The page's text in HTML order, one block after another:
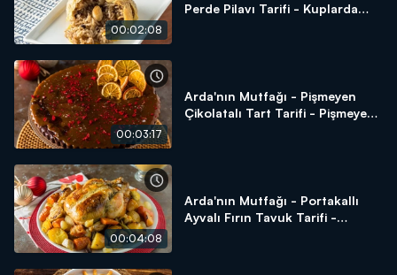
00:02:08
Perde Pilavı Tarifi - Kuplarda
00:03:17
Arda'nın Mutfağı - Pişmeyen
Çikolatalı Tart Tarifi - Pişmeyen
00:04:08
Arda'nın Mutfağı - Portakallı
Ayvalı Fırın Tavuk Tarifi -